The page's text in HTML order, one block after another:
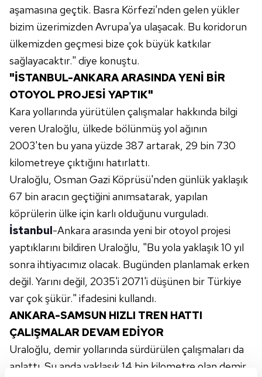
aşamasına geçtik. Basra Körfezi'nden gelen yükler
bizim üzerimizden Avrupa'ya ulaşacak. Bu koridorun
ülkemizden geçmesi bize çok büyük katkılar
sağlayacaktır." diye konuştu.
"İSTANBUL-ANKARA ARASINDA YENİ BİR
OTOYOL PROJESİ YAPTIK"
Kara yollarında yürütülen çalışmalar hakkında bilgi
veren Uraloğlu, ülkede bölünmüş yol ağının
2003'ten bu yana yüzde 387 artarak, 29 bin 730
kilometreye çıktığını hatırlattı.
Uraloğlu, Osman Gazi Köprüsü'nden günlük yaklaşık
67 bin aracın geçtiğini anımsatarak, yapılan
köprülerin ülke için karlı olduğunu vurguladı.
İstanbul-Ankara arasında yeni bir otoyol projesi
yaptıklarını bildiren Uraloğlu, "Bu yola yaklaşık 10 yıl
sonra ihtiyacımız olacak. Bugünden planlamak erken
değil. Yarını değil, 2035'i 2071'i düşünen bir Türkiye
var çok şükür." ifadesini kullandı.
ANKARA-SAMSUN HIZLI TREN HATTI
ÇALIŞMALAR DEVAM EDİYOR
Uraloğlu, demir yollarında sürdürülen çalışmaları da
anlattı. Şu anda yaklaşık 14 bin kilometre olan demir